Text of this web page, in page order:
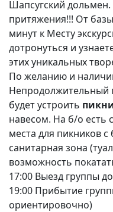
Шапсугский
притяжения!!! От
минут к Месту
дотронуться и
этих уникальных
По желанию и
Непродолжительный
будет устроить
навесом. На б/о есть
места для пикников
санитарная зона
возможность
17:00 Выезд группы
19:00 Прибытие
ориентировочно)